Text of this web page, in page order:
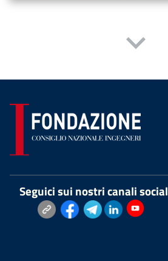
Seguici sui nostri canali social